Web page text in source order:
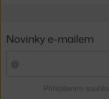
Novinky e-mailem
Přihlášením